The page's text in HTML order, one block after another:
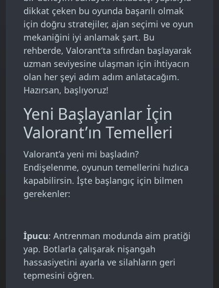
dikkat çeken bu oyunda başarılı olmak
için doğru stratejiler, ajan seçimi ve oyun
mekaniğini iyi anlamak şart. Bu
rehberde, Valorant’ta sıfırdan başlayarak
uzman seviyesine ulaşman için ihtiyacın
olan her şeyi adım adım anlatacağım.
Hazırsan, başlıyoruz!
Yeni Başlayanlar İçin
Valorant’ın Temelleri
Valorant’a yeni mi başladın?
Endişelenme, oyunun temellerini hızlıca
kapabilirsin. İşte başlangıç için bilmen
gerekenler:
İpucu: Antrenman modunda aim pratiği
yap. Botlarla çalışarak nişangah
hassasiyetini ayarla ve silahların geri
tepmesini öğren.